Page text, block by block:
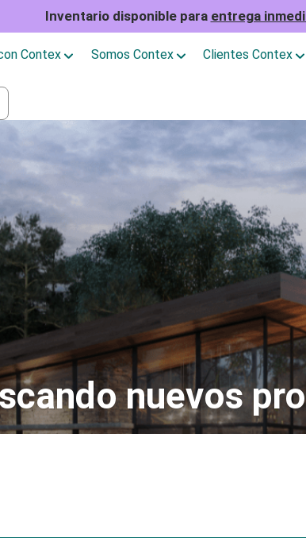
Inventario disponible para entrega
Contex Somos Contex Clientes Contex
nuevos